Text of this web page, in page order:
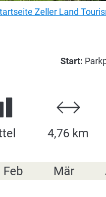
Zeller Land
Start:
4,76 km
Feb Mär